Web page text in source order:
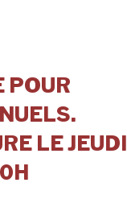
POUR
LE JEUDI